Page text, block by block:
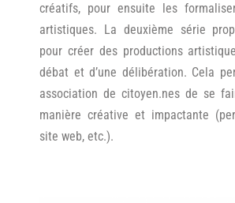
créatifs, pour ensuite les
artistiques. La deuxième série
pour créer des productions
débat et d’une délibération. Cela
association de citoyen.nes de se
manière créative et impactante
site web, etc.).